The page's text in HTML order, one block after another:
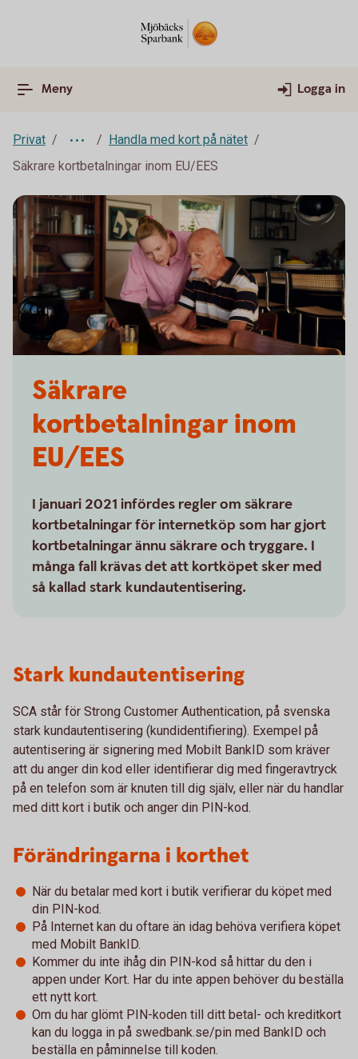
Meny Logga in
Privat
Handla med kort på nätet
Säkrare kortbetalningar inom EU/EES
Säkrare
kortbetalningar inom
EU/EES
I januari 2021 infördes regler om säkrare
kortbetalningar för internetköp som har gjort
kortbetalningar ännu säkrare och tryggare. I
många fall krävas det att kortköpet sker med
så kallad stark kundautentisering.
Stark kundautentisering
SCA står för Strong Customer Authentication, på svenska
stark kundautentisering (kundidentifiering). Exempel på
autentisering är signering med Mobilt BankID som kräver
att du anger din kod eller identifierar dig med fingeravtryck
på en telefon som är knuten till dig själv, eller när du handlar
med ditt kort i butik och anger din PIN-kod.
Förändringarna i korthet
När du betalar med kort i butik verifierar du köpet med
din PIN-kod.
På Internet kan du oftare än idag behöva verifiera köpet
med Mobilt BankID.
Kommer du inte ihåg din PIN-kod så hittar du den i
appen under Kort. Har du inte appen behöver du beställa
ett nytt kort.
Om du har glömt PIN-koden till ditt betal- och kreditkort
kan du logga in på swedbank.se/pin med BankID och
beställa en påminnelse till koden.